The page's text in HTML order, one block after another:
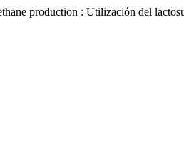
production : Utilización del